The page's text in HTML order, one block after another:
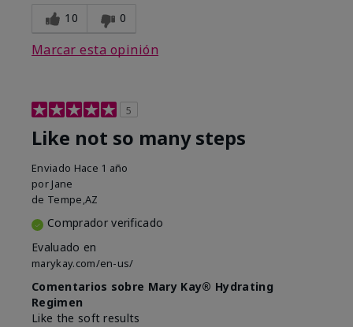
10 0
Marcar esta opinión
5
Like not so many steps
Enviado Hace 1 año
por Jane
de Tempe,AZ
Comprador verificado
Evaluado en
marykay.com/en-us/
Comentarios sobre Mary Kay® Hydrating
Regimen
Like the soft results